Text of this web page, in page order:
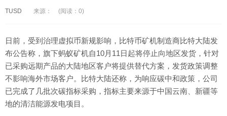
TUSD 来源： (阅读：0)
日前，受到治理虚拟币新规影响，比特币矿机制造商比特大陆发
布公告称，旗下蚂蚁矿机自10月11日起将停止向地区发货，针对
已采购远期产品的大陆地区客户将提供替代方案，发货政策调整
不影响海外市场客户。比特大陆还称，为响应碳中和政策，公司
已完成了几批次碳指标采购，指标主要来源于中国云南、新疆等
地的清洁能源发电项目。